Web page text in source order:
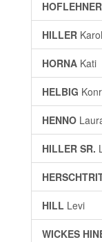
HOFLEHNER
HILLER Karol
HORNA Kati
HELBIG
HENNO
HILLER SR.
HILL Levi
WICKES